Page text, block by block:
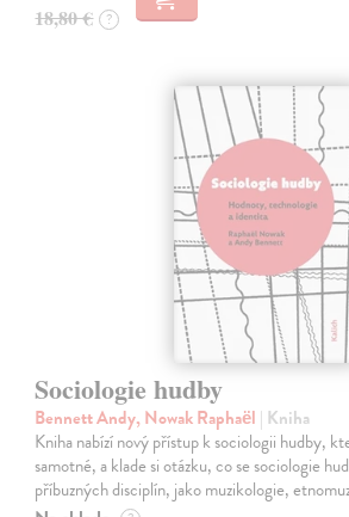
18,80 € ?
Sociologie hudby
Bennett Andy, Nowak Raphaël | Kniha
Kniha nabízí nový přístup k sociologii hudby,
samotné, a klade si otázku, co se sociologie
příbuzných disciplín, jako muzikologie,